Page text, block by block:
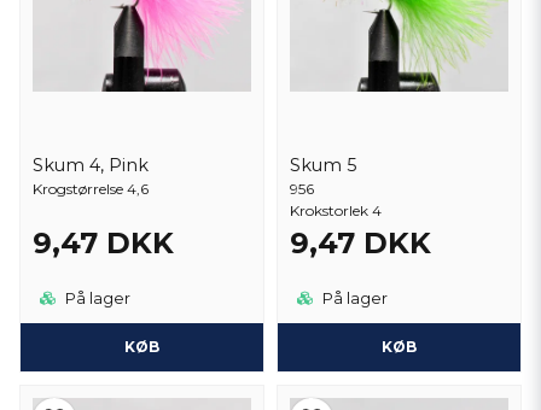
Skum 4, Pink
Krogstørrelse 4,6
9,47 DKK
På lager
KØB
Skum 5
956
Krokstorlek 4
9,47 DKK
På lager
KØB